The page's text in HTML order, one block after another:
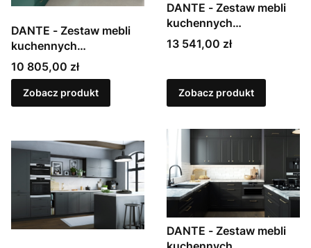
DANTE - Zestaw mebli
kuchennych
modułowych,
lakierowanych w macie
Cena
10 805,00 zł
Zobacz produkt
DANTE - Zestaw mebli
kuchennych
modułowych,
lakierowanych w macie
Cena
13 541,00 zł
Zobacz produkt
DANTE - Zestaw mebli